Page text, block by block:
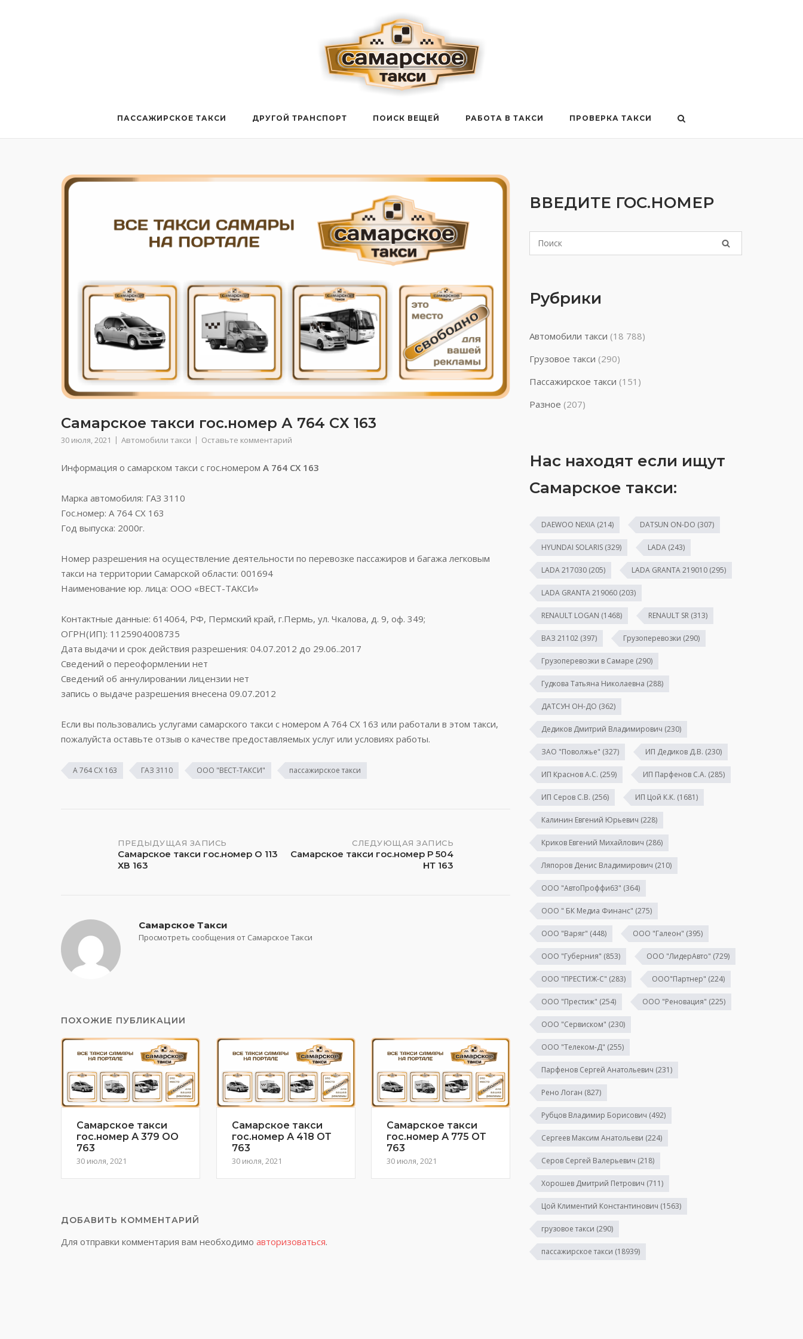
ПАССАЖИРСКОЕ ТАКСИ ДРУГОЙ ТРАНСПОРТ ПОИСК ВЕЩЕЙ РАБОТА В ТАКСИ ПРОВЕРКА ТАКСИ
Самарское такси гос.номер А 764 СХ 163
30 июля, 2021 Автомобили такси Оставьте комментарий
Информация о самарском такси с гос.номером А 764 СХ 163
Марка автомобиля: ГАЗ 3110
Гос.номер: А 764 СХ 163
Год выпуска: 2000г.
Номер разрешения на осуществление деятельности по перевозке пассажиров и багажа легковым
такси на территории Самарской области: 001694
Наименование юр. лица: ООО «ВЕСТ-ТАКСИ»
Контактные данные: 614064, РФ, Пермский край, г.Пермь, ул. Чкалова, д. 9, оф. 349;
ОГРН(ИП): 1125904008735
Дата выдачи и срок действия разрешения: 04.07.2012 до 29.06..2017
Сведений о переоформлении нет
Сведений об аннулировании лицензии нет
запись о выдаче разрешения внесена 09.07.2012
Если вы пользовались услугами самарского такси с номером А 764 СХ 163 или работали в этом такси,
пожалуйста оставьте отзыв о качестве предоставляемых услуг или условиях работы.
А 764 СХ 163 ГАЗ 3110 ООО "ВЕСТ-ТАКСИ" пассажирское такси
НавигацияПРЕДЫДУЩАЯ ЗАПИСЬ
Самарское такси гос.номер О 113
ХВ 163
СЛЕДУЮЩАЯ ЗАПИСЬ
Самарское такси гос.номер Р 504
НТ 163
Самарское Такси
Просмотреть сообщения от Самарское Такси
ПОХОЖИЕ ПУБЛИКАЦИИ
Самарское такси
гос.номер А 379 ОО
763
30 июля, 2021
Самарское такси
гос.номер А 418 ОТ
763
30 июля, 2021
Самарское такси
гос.номер А 775 ОТ
763
30 июля, 2021
ДОБАВИТЬ КОММЕНТАРИЙ
Для отправки комментария вам необходимо авторизоваться.
ВВЕДИТЕ ГОС.НОМЕР
Рубрики
Автомобили такси (18 788)
Грузовое такси (290)
Пассажирское такси (151)
Разное (207)
Нас находят если ищут
Самарское такси:
DAEWOO NEXIA(214) DATSUN ON-DO (307)
HYUNDAI SOLARIS(329) LADA(243)
LADA 217030(205) LADA GRANTA 219010(295)
LADA GRANTA 219060(203)
RENAULT LOGAN (1468) RENAULT SR(313)
ВАЗ 21102(397) Грузоперевозки (290)
Грузоперевозки в Самаре (290)
Гудкова Татьяна Николаевна (288)
ДАТСУН ОН-ДО (362)
Дедиков Дмитрий Владимирович (230)
ЗАО "Поволжье" (327) ИП Дедиков Д.В. (230)
ИП Краснов А.С. (259) ИП Парфенов С.А. (285)
ИП Серов С.В. (256) ИП Цой К.К. (1681)
Калинин Евгений Юрьевич (228)
Криков Евгений Михайлович (286)
Ляпоров Денис Владимирович (210)
ООО "АвтоПроффи63" (364)
ООО " БК Медиа Финанс" (275)
ООО "Варяг" (448) ООО "Галеон" (395)
ООО "Губерния" (853) ООО "ЛидерАвто" (729)
ООО "ПРЕСТИЖ-С" (283) ООО"Партнер" (224)
ООО "Престиж" (254) ООО "Реновация" (225)
ООО "Сервиском" (230)
ООО "Телеком-Д" (255)
Парфенов Сергей Анатольевич (231)
Рено Логан (827)
Рубцов Владимир Борисович (492)
Сергеев Максим Анатольеви (224)
Серов Сергей Валерьевич (218)
Хорошев Дмитрий Петрович (711)
Цой Климентий Константинович (1563)
грузовое такси (290)
пассажирское такси (18939)